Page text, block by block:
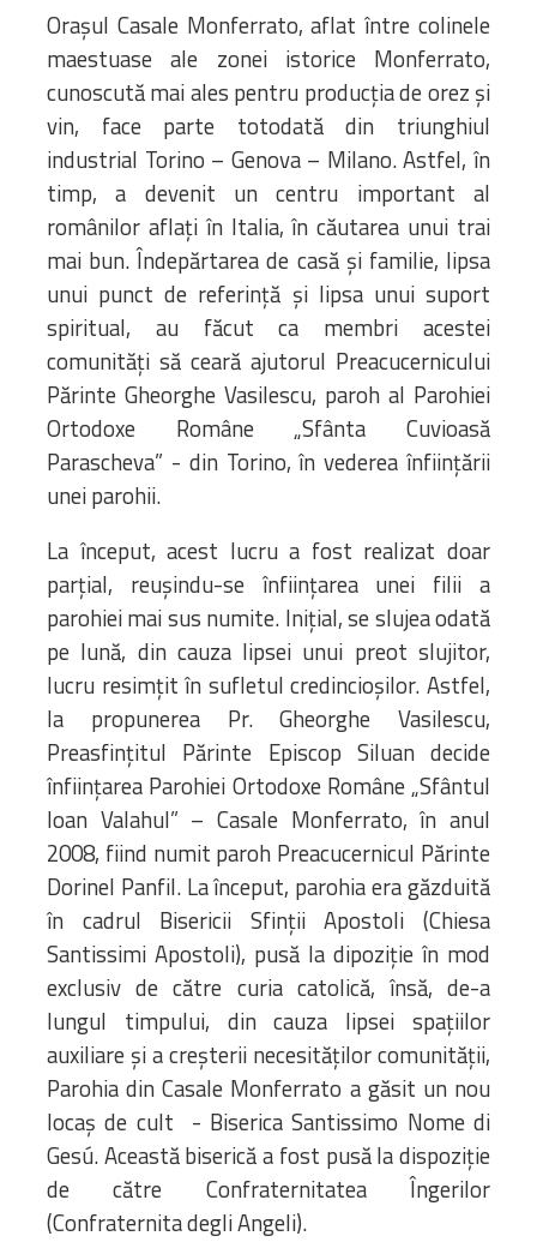
Parohiilor
CONTACT
Orașul Casale Monferrato, aflat între colinele
maestuase ale zonei istorice Monferrato,
cunoscută mai ales pentru producția de orez și
vin, face parte totodată din triunghiul
industrial Torino – Genova – Milano. Astfel, în
timp, a devenit un centru important al
românilor aflați în Italia, în căutarea unui trai
mai bun. Îndepărtarea de casă și familie, lipsa
unui punct de referință și lipsa unui suport
spiritual, au făcut ca membri acestei
comunități să ceară ajutorul Preacucernicului
Părinte Gheorghe Vasilescu, paroh al Parohiei
Ortodoxe Române „Sfânta Cuvioasă
Parascheva” - din Torino, în vederea înființării
unei parohii.
La început, acest lucru a fost realizat doar
parțial, reușindu-se înființarea unei filii a
parohiei mai sus numite. Inițial, se slujea odată
pe lună, din cauza lipsei unui preot slujitor,
lucru resimțit în sufletul credincioșilor. Astfel,
la propunerea Pr. Gheorghe Vasilescu,
Preasfințitul Părinte Episcop Siluan decide
înființarea Parohiei Ortodoxe Române „Sfântul
Ioan Valahul” – Casale Monferrato, în anul
2008, fiind numit paroh Preacucernicul Părinte
Dorinel Panfil. La început, parohia era găzduită
în cadrul Bisericii Sfinții Apostoli (Chiesa
Santissimi Apostoli), pusă la dipoziție în mod
exclusiv de către curia catolică, însă, de-a
lungul timpului, din cauza lipsei spațiilor
auxiliare și a creșterii necesităților comunității,
Parohia din Casale Monferrato a găsit un nou
locaș de cult - Biserica Santissimo Nome di
Gesú. Această biserică a fost pusă la dispoziție
de către Confraternitatea Îngerilor
(Confraternita degli Angeli).